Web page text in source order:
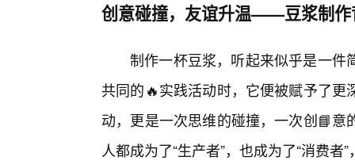
创意碰撞，友谊升温——豆浆制作
制作一杯豆浆，听起来似乎是一件
共同的🔥实践活动时，它便被赋予了
动，更是一次思维的碰撞，一次创📘
人都成为了“生产者”，也成为了“消费者